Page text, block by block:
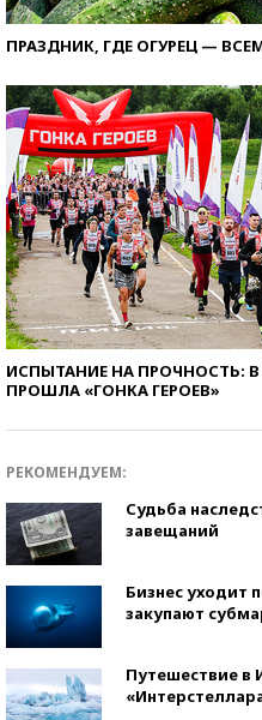
ПРАЗДНИК, ГДЕ ОГУРЕЦ —
ИСПЫТАНИЕ НА ПРОЧНОСТЬ:
ПРОШЛА «ГОНКА ГЕРОЕВ»
РЕКОМЕНДУЕМ:
Судьба
завещаний
Бизнес уходит
закупают
Путешествие в